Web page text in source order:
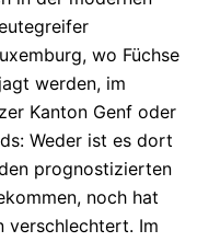
wo Füchse
werden, im
Kanton Genf oder
Weder ist es dort
prognostizierten
noch hat
verschlechtert. Im